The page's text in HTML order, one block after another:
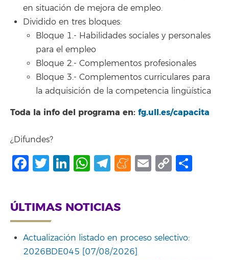
en situación de mejora de empleo.
Dividido en tres bloques:
Bloque 1.- Habilidades sociales y personales
para el empleo
Bloque 2.- Complementos profesionales
Bloque 3.- Complementos curriculares para
la adquisición de la competencia lingüística
Toda la info del programa en: fg.ull.es/capacita
¿Difundes?
Facebook
Twitter
LinkedIn
WhatsApp
Telegram
Meneame
Email
Copy
ÚLTIMAS NOTICIAS
Actualización listado en proceso selectivo:
2026BDE045 [07/08/2026]